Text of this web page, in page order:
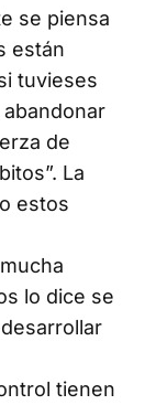
se piensa
están
tuvieses
de
La
estos
lo dice se
tienen